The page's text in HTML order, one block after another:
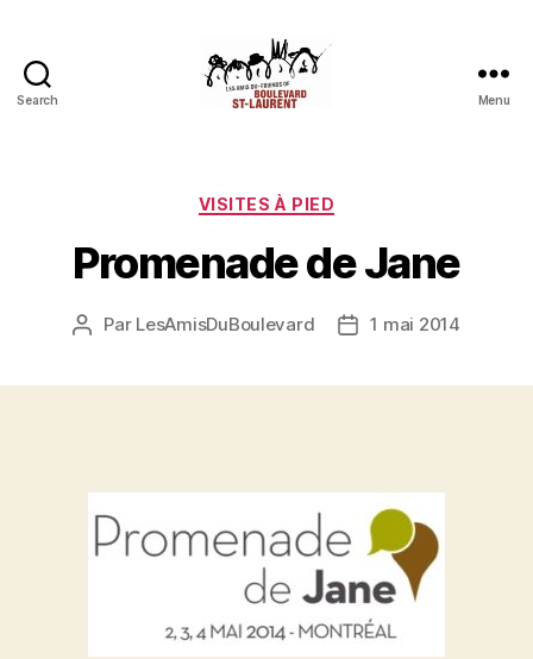
Search
boulevard
Laurent
Menu
Catégories
VISITES À PIED
Promenade de Jane
Auteur
Par LesAmisDuBoulevard
Date1 mai 2014